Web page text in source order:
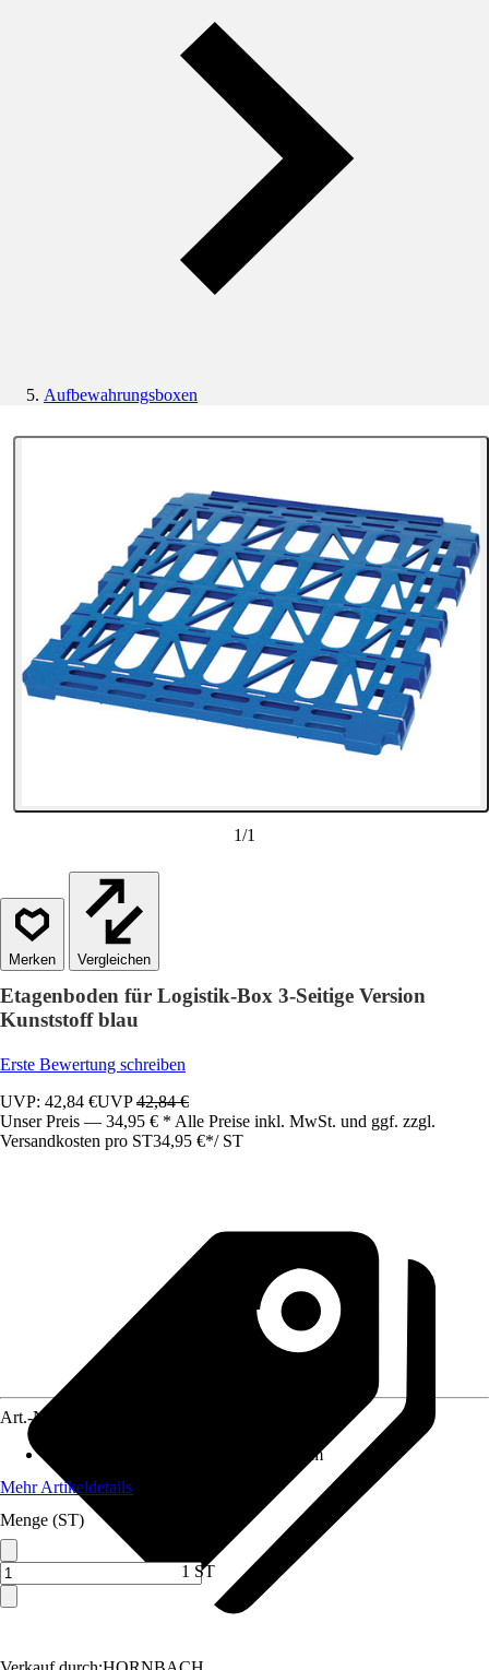
Aufbewahrungsboxen
1/1
Vergleichen
Etagenboden für Logistik-Box 3-Seitige Version
Kunststoff blau
Erste Bewertung schreiben
UVP: 42,84 €UVP42,84 €
Unser Preis — 34,95 € * Alle Preise inkl. MwSt. und ggf. zzgl.
Versandkosten pro ST34,95 €*/ ST
Art.-Nr.
66 cm x N/A x 81.5 cm
Mehr Artikeldetails
Menge (ST)
1 ST